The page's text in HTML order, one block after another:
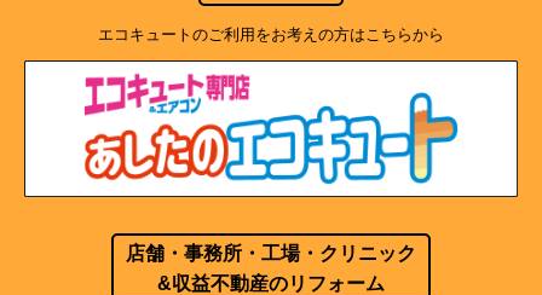
エコキュートのご利用をお考えの方はこちらから
店舗・事務所・工場・クリニック
&収益不動産のリフォーム